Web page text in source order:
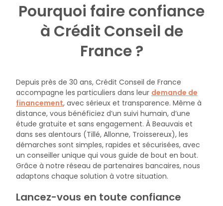
Pourquoi faire confiance
à Crédit Conseil de
France ?
Depuis près de 30 ans, Crédit Conseil de France
accompagne les particuliers dans leur demande de
financement, avec sérieux et transparence. Même à
distance, vous bénéficiez d’un suivi humain, d’une
étude gratuite et sans engagement. À Beauvais et
dans ses alentours (Tillé, Allonne, Troissereux), les
démarches sont simples, rapides et sécurisées, avec
un conseiller unique qui vous guide de bout en bout.
Grâce à notre réseau de partenaires bancaires, nous
adaptons chaque solution à votre situation.
Lancez-vous en toute confiance